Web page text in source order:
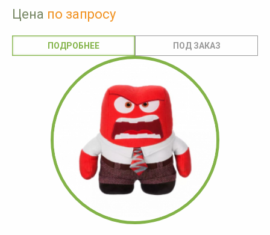
Цена по запросу
ПОДРОБНЕЕ